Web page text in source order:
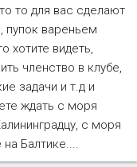
то для вас сделают
пупок вареньем
хотите видеть,
членство в клубе,
задачи и т.д и
ждать с моря
с моря
Балтике....